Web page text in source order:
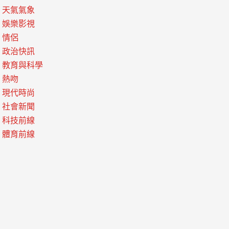
天氣氣象
娛樂影視
情侶
政治快訊
教育與科學
熱吻
現代時尚
社會新聞
科技前線
體育前線